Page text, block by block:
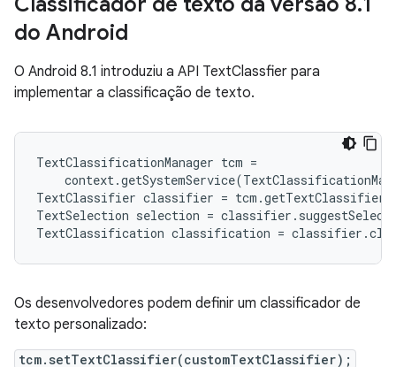
do Android
O Android 8.1 introduziu a API TextClassfier para
implementar a classificação de texto.
TextClassificationManager tcm =
TextClassifier classifier =
TextSelection selection =
TextClassification classification =
Os desenvolvedores podem definir um classificador de
texto personalizado:
tcm.setTextClassifier(customTextClassifier);